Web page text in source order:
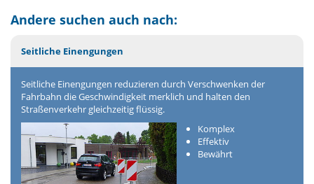
Andere suchen auch nach:
Seitliche Einengungen
Seitliche Einengungen reduzieren durch Verschwenken der
Fahrbahn die Geschwindigkeit merklich und halten den
Straßenverkehr gleichzeitig flüssig.
Komplex
Effektiv
Bewährt